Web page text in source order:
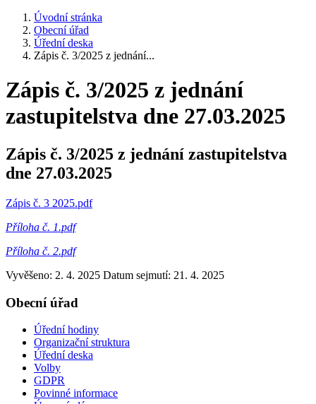
Úvodní stránka
Obecní úřad
Úřední deska
Zápis č. 3/2025 z jednání...
Zápis č. 3/2025 z jednání
zastupitelstva dne 27.03.2025
Zápis č. 3/2025 z jednání zastupitelstva
dne 27.03.2025
Zápis č. 3 2025.pdf
Příloha č. 1.pdf
Příloha č. 2.pdf
Vyvěšeno: 2. 4. 2025 Datum sejmutí: 21. 4. 2025
Obecní úřad
Úřední hodiny
Organizační struktura
Úřední deska
Volby
GDPR
Povinné informace